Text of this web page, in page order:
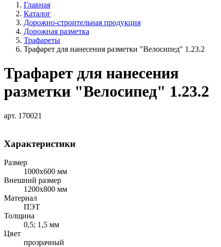
Главная
Каталог
Дорожно-строительная продукция
Дорожная разметка
Трафареты
Трафарет для нанесения разметки "Велосипед" 1.23.2
Трафарет для нанесения
разметки "Велосипед" 1.23.2
арт. 170021
Характеристики
Размер
1000x600 мм
Внешний размер
1200х800 мм
Материал
ПЭТ
Толщина
0,5; 1,5 мм
Цвет
прозрачный